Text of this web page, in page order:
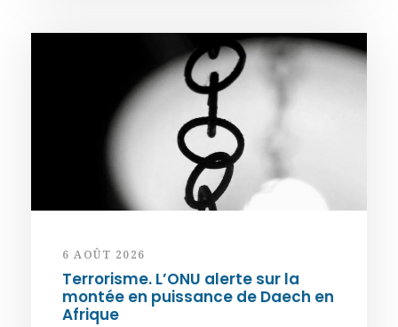
6 AOÛT 2026
Terrorisme. L’ONU alerte sur la
montée en puissance de Daech en
Afrique